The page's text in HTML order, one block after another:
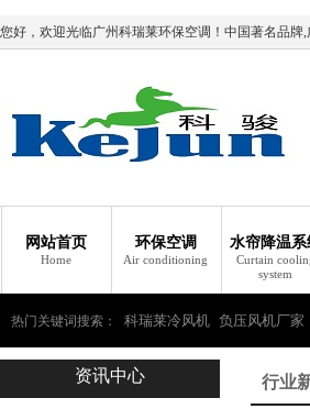
您好，欢迎光临广州科瑞莱环保空调！中国著名品牌
网站首页
Home
环保空调
Air conditioning
水帘降温系
Curtain
system
热门关键词搜索： 科瑞莱冷风机 负压风机厂家
瑞莱环保空调资讯中心 行业